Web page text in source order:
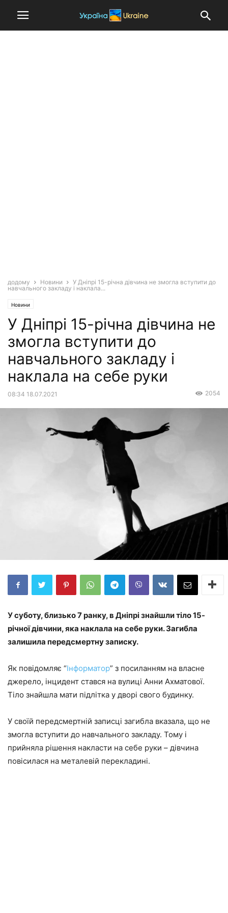
додому Новини
У Дніпрі 15-річна дівчина не змогла вступити до
навчального закладу і наклала...
Новини
У Дніпрі 15-річна дівчина не
змогла вступити до
навчального закладу і
наклала на себе руки
08:34 18.07.2021 2054
У суботу, близько 7 ранку, в Дніпрі знайшли тіло 15-
річної дівчини, яка наклала на себе руки. Загибла
залишила передсмертну записку.
Як повідомляє “Інформатор” з посиланням на власне
джерело, інцидент стався на вулиці Анни Ахматової.
Тіло знайшла мати підлітка у дворі свого будинку.
У своїй передсмертній записці загибла вказала, що не
змогла вступити до навчального закладу. Тому і
прийняла рішення накласти на себе руки – дівчина
повісилася на металевій перекладині.